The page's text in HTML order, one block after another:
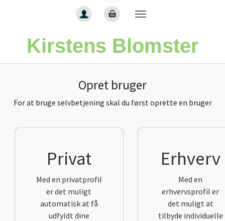
Kirstens Blomster
Opret bruger
For at bruge selvbetjening skal du først oprette en bruger
Privat
Med en privatprofil
er det muligt
automatisk at få
udfyldt dine
Erhverv
Med en
erhvervsprofil er
det muligt at
tilbyde individuelle